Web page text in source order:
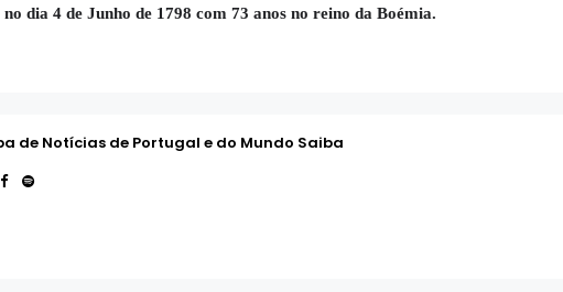
dia 4 de Junho de 1798 com 73 anos no reino da Boémia.
de Notícias de Portugal e do Mundo Saiba